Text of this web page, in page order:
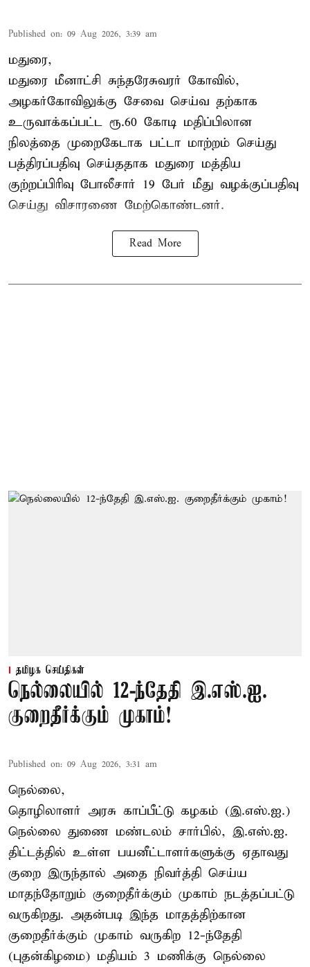
Published on: 09 Aug 2026, 3:39 am
மதுரை,
மதுரை மீனாட்சி சுந்தரேசுவரர் கோவில்,
அழகர்கோவிலுக்கு சேவை செய்வ தற்காக
உருவாக்கப்பட்ட ரூ.60 கோடி மதிப்பிலான
நிலத்தை முறைகேடாக பட்டா மாற்றம் செய்து
பத்திரப்பதிவு செய்ததாக மதுரை மத்திய
குற்றப்பிரிவு போலீசார் 19 பேர் மீது வழக்குப்பதிவு
செய்து விசாரணை மேற்கொண்டனர்.
Read More
தமிழக செய்திகள்
நெல்லையில் 12-ந்தேதி இ.எஸ்.ஐ.
குறைதீர்க்கும் முகாம்!
Published on: 09 Aug 2026, 3:31 am
நெல்லை,
தொழிலாளர் அரசு காப்பீட்டு கழகம் (இ.எஸ்.ஐ.)
நெல்லை துணை மண்டலம் சார்பில், இ.எஸ்.ஐ.
திட்டத்தில் உள்ள பயனீட்டாளர்களுக்கு ஏதாவது
குறை இருந்தால் அதை நிவர்த்தி செய்ய
மாதந்தோறும் குறைதீர்க்கும் முகாம் நடத்தப்பட்டு
வருகிறது. அதன்படி இந்த மாதத்திற்கான
குறைதீர்க்கும் முகாம் வருகிற 12-ந்தேதி
(புதன்கிழமை) மதியம் 3 மணிக்கு நெல்லை